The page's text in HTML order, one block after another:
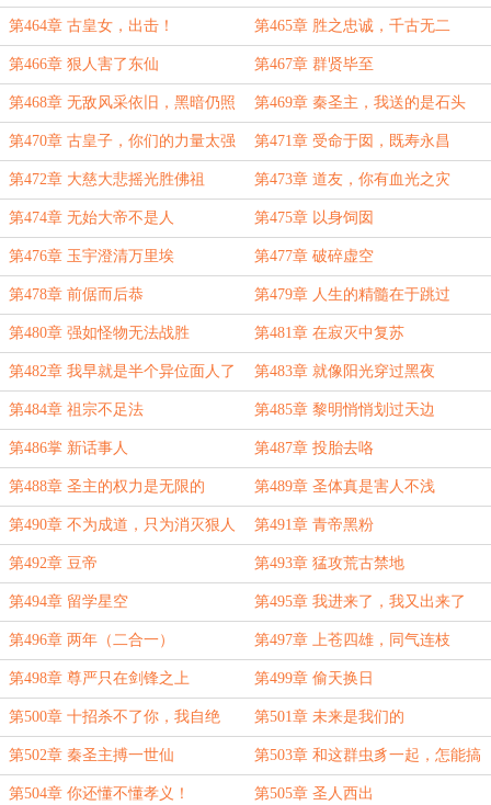
第464章 古皇女，出击！ 第465章 胜之忠诚，千古无二
第466章 狠人害了东仙 第467章 群贤毕至
第468章 无敌风采依旧，黑暗仍照
人世
第469章 秦圣主，我送的是石头
第470章 古皇子，你们的力量太强
了
第471章 受命于囡，既寿永昌
第472章 大慈大悲摇光胜佛祖 第473章 道友，你有血光之灾
第474章 无始大帝不是人 第475章 以身饲囡
第476章 玉宇澄清万里埃 第477章 破碎虚空
第478章 前倨而后恭 第479章 人生的精髓在于跳过
第480章 强如怪物无法战胜 第481章 在寂灭中复苏
第482章 我早就是半个异位面人了 第483章 就像阳光穿过黑夜
第484章 祖宗不足法 第485章 黎明悄悄划过天边
第486掌 新话事人 第487章 投胎去咯
第488章 圣主的权力是无限的 第489章 圣体真是害人不浅
第490章 不为成道，只为消灭狠人 第491章 青帝黑粉
第492章 豆帝 第493章 猛攻荒古禁地
第494章 留学星空 第495章 我进来了，我又出来了
第496章 两年（二合一） 第497章 上苍四雄，同气连枝
第498章 尊严只在剑锋之上 第499章 偷天换日
第500章 十招杀不了你，我自绝
（二合一）
第501章 未来是我们的
第502章 秦圣主搏一世仙 第503章 和这群虫豸一起，怎能搞
好人族呢
第504章 你还懂不懂孝义！ 第505章 圣人西出